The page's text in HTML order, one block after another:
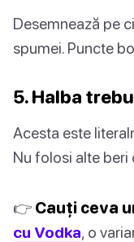
Desemnează pe
spumei. Puncte
5. Halba
Acesta este
Nu folosi alte
👉 Cauți ceva
cu Vodka, o